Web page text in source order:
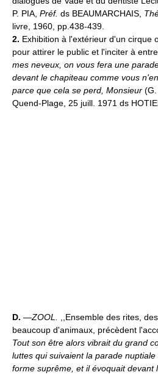
P. PIA, Préf. ds BEAUMARCHAIS,
livre, 1960, pp.438-439.
2. Exhibition à l'extérieur d'un cirque
pour attirer le public et l'inciter à
mes neveux, on vous fera une
devant le chapiteau comme vous
parce que cela se perd, Monsieur
Quend-Plage, 25 juill. 1971 ds
D. —ZOOL. ,,Ensemble des rites,
beaucoup d'animaux, précèdent
Tout son être alors vibrait du grand
luttes qui suivaient la parade
forme suprême, et il évoquait devant